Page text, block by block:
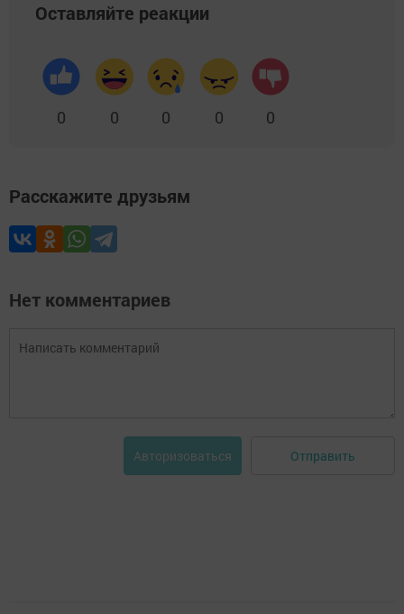
Оставляйте реакции
0 0 0 0 0
Расскажите друзьям
Нет комментариев
Авторизоваться Отправить